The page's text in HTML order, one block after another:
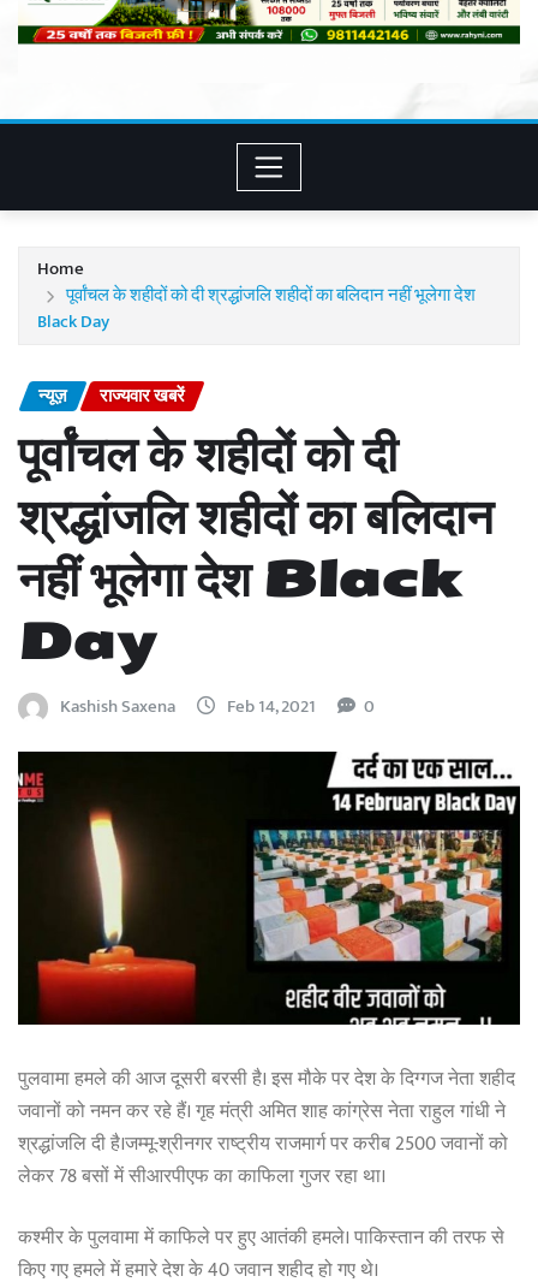
Home
पूर्वांचल के शहीदों को दी श्रद्धांजलि शहीदों का बलिदान नहीं भूलेगा देश
Black Day
न्यूज़ राज्यवार खबरें
पूर्वांचल के शहीदों को दी
श्रद्धांजलि शहीदों का बलिदान
नहीं भूलेगा देश Black
Day
Kashish Saxena Feb 14, 2021 0
पुलवामा हमले की आज दूसरी बरसी है। इस मौके पर देश के दिग्गज नेता शहीद
जवानों को नमन कर रहे हैं। गृह मंत्री अमित शाह कांग्रेस नेता राहुल गांधी ने
श्रद्धांजलि दी है।जम्मू-श्रीनगर राष्ट्रीय राजमार्ग पर करीब 2500 जवानों को
लेकर 78 बसों में सीआरपीएफ का काफिला गुजर रहा था।
कश्मीर के पुलवामा में काफिले पर हुए आतंकी हमले। पाकिस्तान की तरफ से
किए गए हमले में हमारे देश के 40 जवान शहीद हो गए थे।